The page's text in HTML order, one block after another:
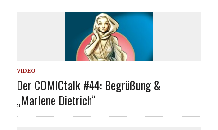
VIDEO
Der COMICtalk #44: Begrüßung &
„Marlene Dietrich“